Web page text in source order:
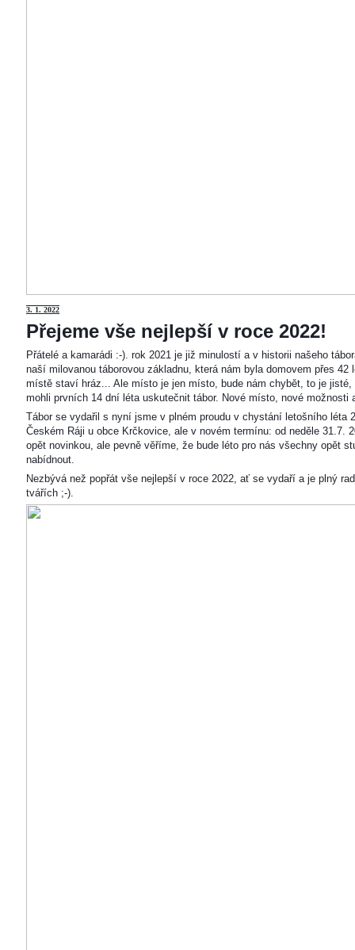
3. 1. 2022
Přejeme vše nejlepší v roce 2022!
Přátelé a kamarádi :-). rok 2021 je již minulostí a v historii našeho
naší milovanou táborovou základnu, která nám byla domovem přes
místě staví hráz... Ale místo je jen místo, bude nám chybět, to je
mohli prvních 14 dní léta uskutečnit tábor. Nové místo, nové
Tábor se vydařil s nyní jsme v plném proudu v chystání letošního léta
Českém Ráji u obce Krčkovice, ale v novém termínu: od neděle 31.7.
opět novinkou, ale pevně věříme, že bude léto pro nás všechny opět
nabídnout.
Nezbývá než popřát vše nejlepší v roce 2022, ať se vydaří a je plný
tvářích ;-).